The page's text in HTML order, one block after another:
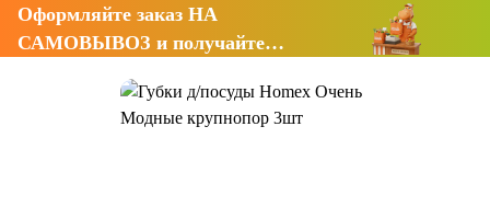
Оформляйте заказ НА
САМОВЫВОЗ и получайте